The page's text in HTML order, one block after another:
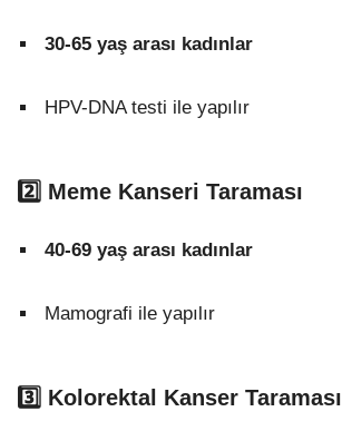
30-65 yaş arası kadınlar
HPV-DNA testi ile yapılır
2️⃣ Meme Kanseri Taraması
40-69 yaş arası kadınlar
Mamografi ile yapılır
3️⃣ Kolorektal Kanser Taraması